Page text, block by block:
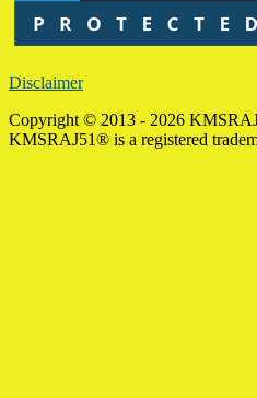
Disclaimer
Copyright © 2013 - 2026
KMSRAJ51® is a registered